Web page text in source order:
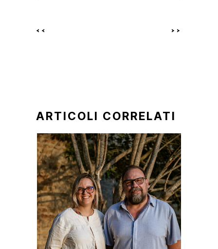
<< >>
ARTICOLI CORRELATI